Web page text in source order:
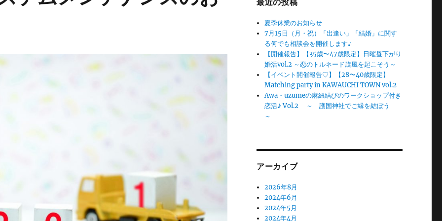
最近の投稿
夏季休業のお知らせ
7月15日（月・祝）「出逢い」「結婚」に関す
る何でも相談会を開催します♪
【開催報告】【35歳〜47歳限定】日曜昼下がり
婚活vol.2 ～恋のトルネード旋風を起こそう～
【イベント開催報告♡】【28〜40歳限定】
Matching party in KAWAUCHI TOWN vol.2
Awa・uzumeの麻紐結びのワークショップ付き
恋活♪ Vol.2 ～ 護国神社でご縁を結ぼう
～
アーカイブ
2026年8月
2024年6月
2024年5月
2024年4月